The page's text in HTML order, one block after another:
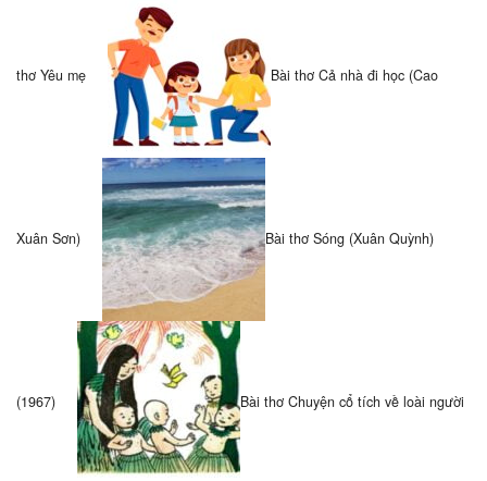
thơ Yêu mẹ Bài thơ Cả nhà đi học (Cao
Xuân Sơn) Bài thơ Sóng (Xuân Quỳnh)
(1967) Bài thơ Chuyện cổ tích về loài người